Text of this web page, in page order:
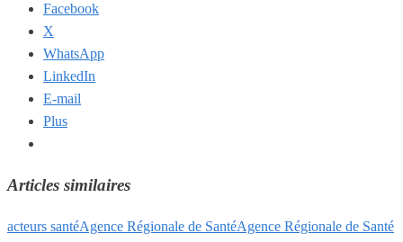
Facebook
X
WhatsApp
LinkedIn
E-mail
Plus
Articles similaires
acteurs santéAgence Régionale de SantéAgence Régionale de Santé